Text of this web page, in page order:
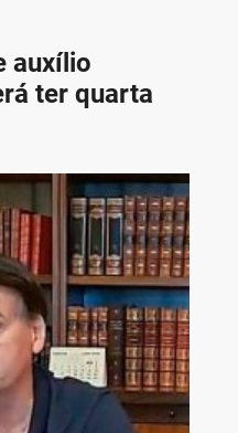
auxílio
ter quarta